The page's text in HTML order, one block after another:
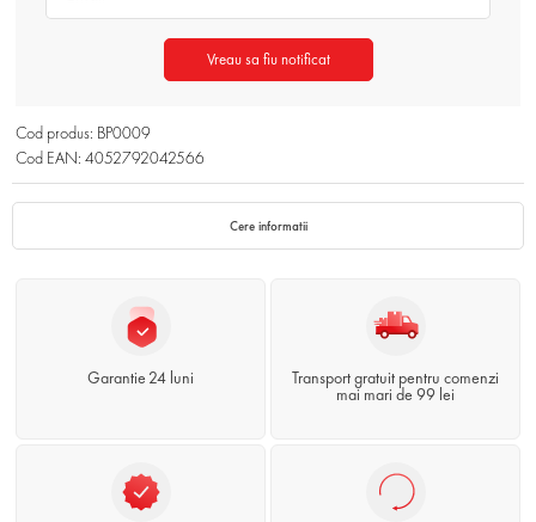
Vreau sa fiu notificat
Cod produs: BP0009
Cod EAN: 4052792042566
Cere informatii
Garantie 24 luni
Transport gratuit pentru comenzi
mai mari de 99 lei